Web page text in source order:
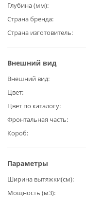
Глубина (мм)
Страна бренда
Страна изготовитель
Внешний вид
Внешний вид
Цвет
Цвет по каталогу
Фронтальная часть
Короб
Параметры
Ширина вытяжки(см)
Мощность (м3)